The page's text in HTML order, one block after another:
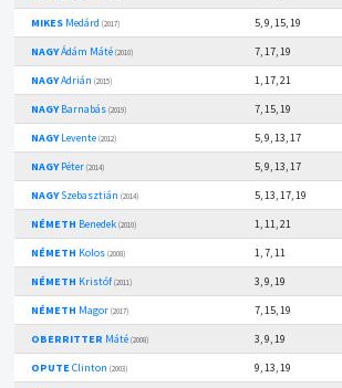
MIKESMedárd (2017)
5, 9, 15, 19
NAGYÁdám Máté (2010)
7, 17, 19
NAGYAdrián (2015)
1, 17, 21
NAGYBarnabás (2019)
7, 15, 19
NAGYLevente (2012)
5, 9, 13, 17
NAGYPéter (2014)
5, 9, 13, 17
NAGYSzebasztián (2014)
5, 13, 17, 19
NÉMETH Benedek (2010)
1, 11, 21
NÉMETH Kolos (2008)
1, 7, 11
NÉMETH Kristóf(2011)
3, 9, 19
NÉMETH Magor (2017)
7, 15, 19
OBERRITTER Máté (2008)
3, 9, 19
OPUTEClinton (2003)
9, 13, 19